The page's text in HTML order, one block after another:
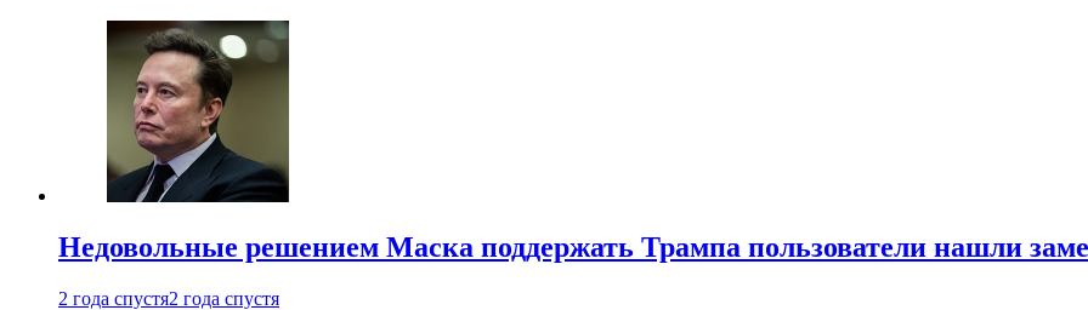
Недовольные решением Маска поддержать Трампа пользователи нашли
2 года спустя2 года спустя